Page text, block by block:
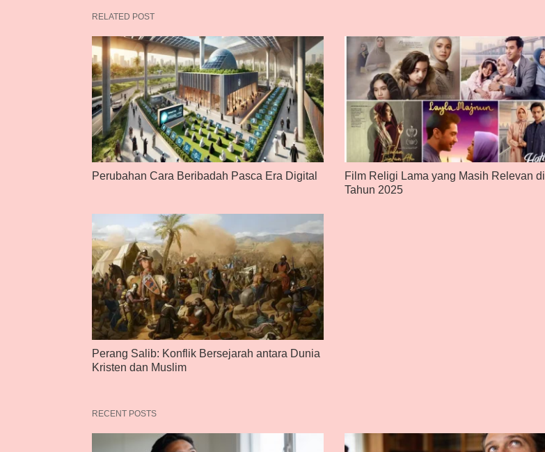
RELATED POST
Perubahan Cara Beribadah Pasca Era Digital
Film Religi Lama yang Masih Relevan di
Tahun 2025
Perang Salib: Konflik Bersejarah antara Dunia
Kristen dan Muslim
RECENT POSTS